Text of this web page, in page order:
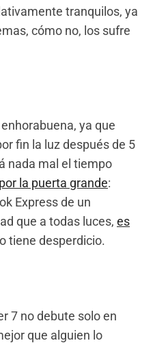
tranquilos, ya
cómo no, los sufre
ya que
fin la luz después de 5
nada mal el tiempo
la puerta grande:
Express de un
que a todas luces, es
tiene desperdicio.
7 no debute solo en
que alguien lo